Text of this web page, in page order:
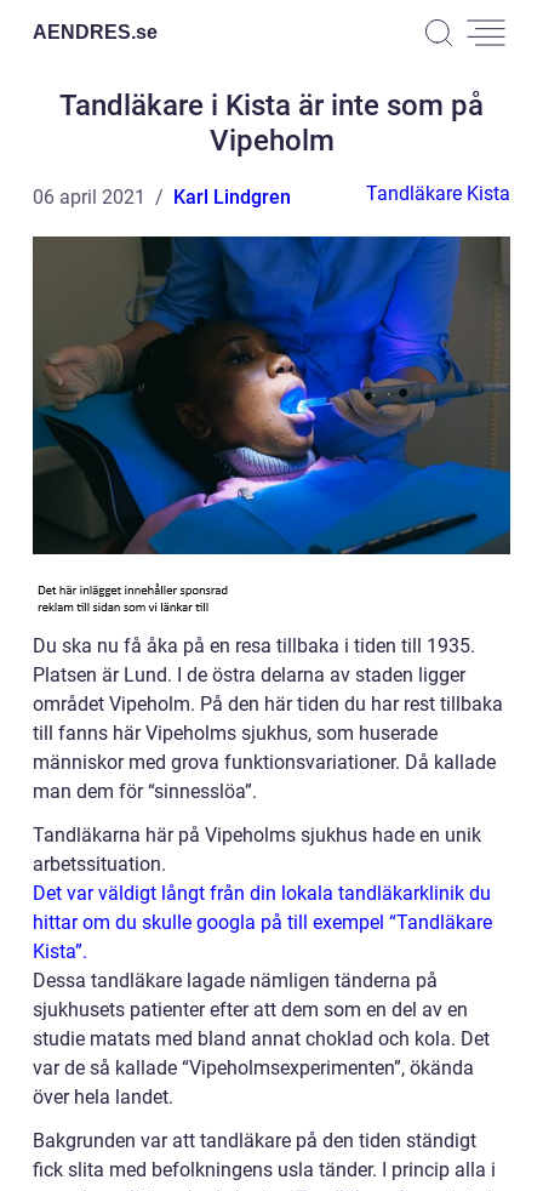
AENDRES.se
Tandläkare i Kista är inte som på
Vipeholm
06 april 2021 Karl Lindgren Tandläkare Kista
Du ska nu få åka på en resa tillbaka i tiden till 1935.
Platsen är Lund. I de östra delarna av staden ligger
området Vipeholm. På den här tiden du har rest tillbaka
till fanns här Vipeholms sjukhus, som huserade
människor med grova funktionsvariationer. Då kallade
man dem för “sinnesslöa”.
Tandläkarna här på Vipeholms sjukhus hade en unik
arbetssituation.
Det var väldigt långt från din lokala tandläkarklinik du
hittar om du skulle googla på till exempel “Tandläkare
Kista”.
Dessa tandläkare lagade nämligen tänderna på
sjukhusets patienter efter att dem som en del av en
studie matats med bland annat choklad och kola. Det
var de så kallade “Vipeholmsexperimenten”, ökända
över hela landet.
Bakgrunden var att tandläkare på den tiden ständigt
fick slita med befolkningens usla tänder. I princip alla i